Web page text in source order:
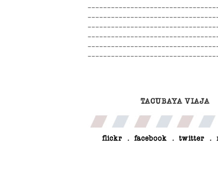
TACUBAYA VIAJA
flickr . facebook . twitter .